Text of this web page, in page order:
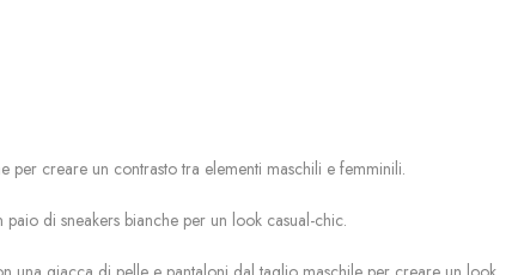
creare un contrasto tra elementi maschili e femminili.
di sneakers bianche per un look casual-chic.